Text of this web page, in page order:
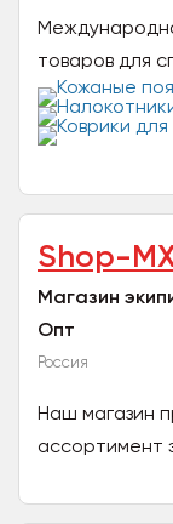
товаров для
и йоги. Наша
поставок на...
Shop-
Магазин
Опт
Россия
Наш магазин
ассортимент
необходимые